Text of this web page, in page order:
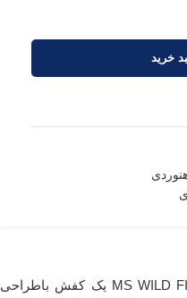
خرید
کفش مردانه Salewa مدل MS WILD FIRE GTX یک کفش باطراحی